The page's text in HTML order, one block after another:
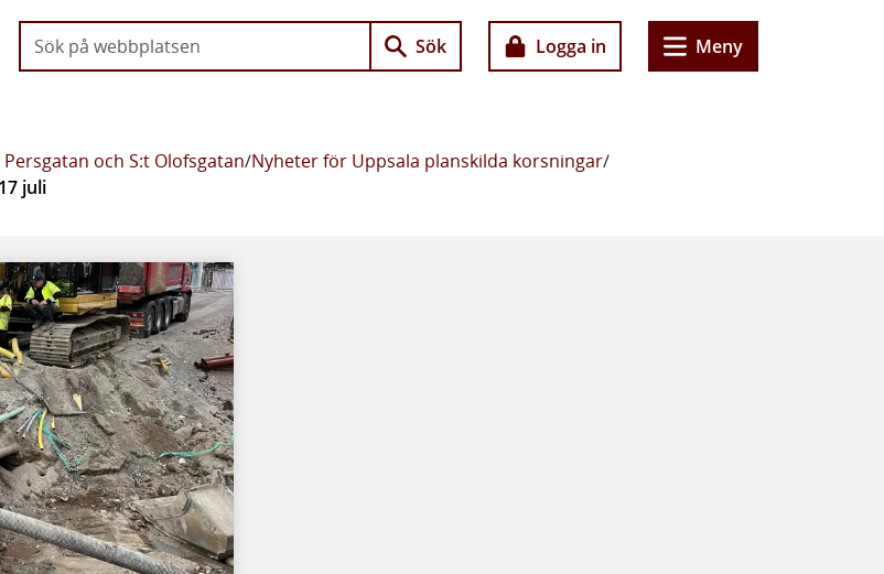
Sök Logga in Meny
och S:t Olofsgatan/Nyheter för Uppsala planskilda korsningar/
juli